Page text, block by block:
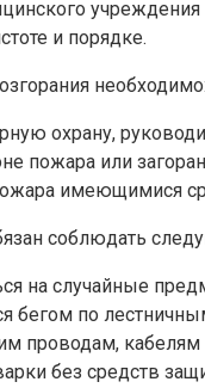
и порядке.
необходимо:
охрану,
пожара или
имеющимися
соблюдать
на случайные
бегом по
проводам, кабелям
без средств